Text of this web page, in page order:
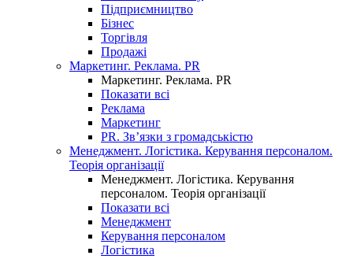
Підприємництво
Бізнес
Торгівля
Продажі
Маркетинг. Реклама. PR
Маркетинг. Реклама. PR
Показати всі
Реклама
Маркетинг
PR. Зв’язки з громадськістю
Менеджмент. Логістика. Керування персоналом.
Теорія організації
Менеджмент. Логістика. Керування
персоналом. Теорія організації
Показати всі
Менеджмент
Керування персоналом
Логістика